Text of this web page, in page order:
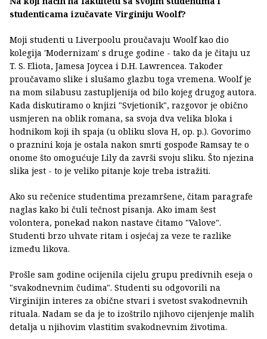
studenticama izučavate Virginiju Woolf?
Moji studenti u Liverpoolu proučavaju Woolf kao dio
kolegija 'Modernizam' s druge godine - tako da je čitaju uz
T. S. Eliota, Jamesa Joycea i D.H. Lawrencea. Također
proučavamo slike i slušamo glazbu toga vremena. Woolf je
na mom silabusu zastupljenija od bilo kojeg drugog autora.
Kada diskutiramo o knjizi "Svjetionik", razgovor je obično
usmjeren na oblik romana, sa svoja dva velika bloka i
hodnikom koji ih spaja (u obliku slova H, op. p.). Govorimo
o praznini koja je ostala nakon smrti gospođe Ramsay te o
onome što omogućuje Lily da završi svoju sliku. Što njezina
slika jest - to je veliko pitanje koje treba istražiti.
Ako su rečenice studentima prezamršene, čitam paragrafe
naglas kako bi čuli tečnost pisanja. Ako imam šest
volontera, ponekad nakon nastave čitamo "Valove".
Studenti brzo uhvate ritam i osjećaj za veze te razlike
između likova.
Prošle sam godine ocijenila cijelu grupu predivnih eseja o
"svakodnevnim čudima". Studenti su odgovorili na
Virginijin interes za obične stvari i svetost svakodnevnih
rituala. Nadam se da je to izoštrilo njihovo cijenjenje malih
detalja u njihovim vlastitim svakodnevnim životima.